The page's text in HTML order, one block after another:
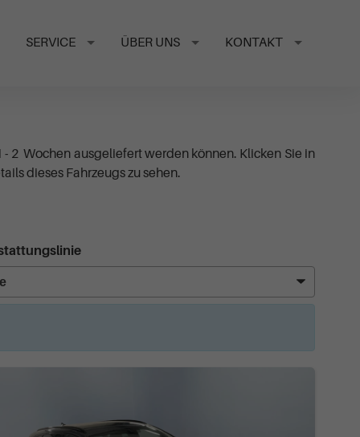
SERVICE ÜBER UNS KONTAKT
2 Wochen ausgeliefert werden können. Klicken Sie in
dieses Fahrzeugs zu sehen.